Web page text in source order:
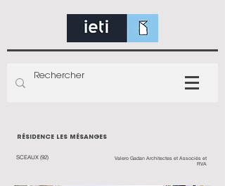
RÉSIDENCE LES MÉSANGES
SCEAUX (92)
Valero Gadan Architectes et Associés et
RVA